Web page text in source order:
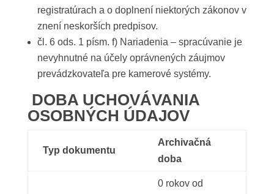
registratúrach a o doplnení niektorých zákonov v
znení neskorších predpisov.
čl. 6 ods. 1 písm. f) Nariadenia – spracúvanie je
nevyhnutné na účely oprávnených záujmov
prevádzkovateľa pre kamerové systémy.
DOBA UCHOVÁVANIA
OSOBNÝCH ÚDAJOV
Typ dokumentu
Archivačná
doba
0 rokov od